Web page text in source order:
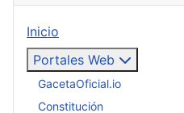
Inicio
Portales Web
GacetaOficial.io
Constitución